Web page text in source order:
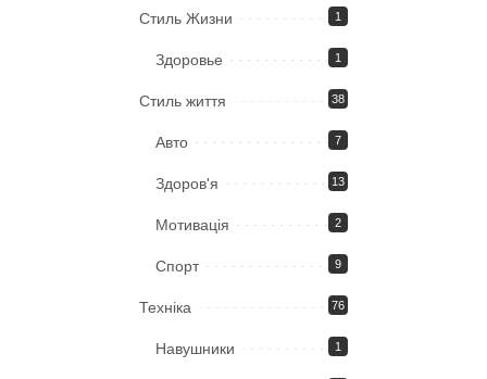
Стиль Жизни 1
Здоровье 1
Стиль життя 38
Авто 7
Здоров'я 13
Мотивація 2
Спорт 9
Техніка 76
Навушники 1